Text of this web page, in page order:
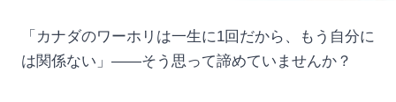
「カナダのワーホリは一生に1回だから、もう自分に
は関係ない」——そう思って諦めていませんか？